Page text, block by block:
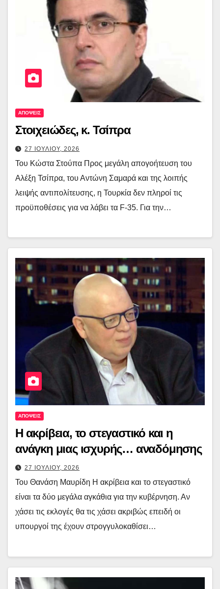
ΑΠΟΨΕΙΣ
Στοιχειώδες, κ. Τσίπρα
27 ΙΟΥΛΙΟΥ, 2026
Του Κώστα Στούπα Προς μεγάλη απογοήτευση του
Αλέξη Τσίπρα, του Αντώνη Σαμαρά και της λοιπής
λειψής αντιπολίτευσης, η Τουρκία δεν πληροί τις
προϋποθέσεις για να λάβει τα F-35. Για την…
ΑΠΟΨΕΙΣ
Η ακρίβεια, το στεγαστικό και η
ανάγκη μιας ισχυρής… αναδόμησης
27 ΙΟΥΛΙΟΥ, 2026
Του Θανάση Μαυρίδη Η ακρίβεια και το στεγαστικό
είναι τα δύο μεγάλα αγκάθια για την κυβέρνηση. Αν
χάσει τις εκλογές θα τις χάσει ακριβώς επειδή οι
υπουργοί της έχουν στρογγυλοκαθίσει…